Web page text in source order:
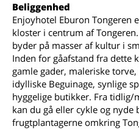
Beliggenhed
Enjoyhotel Eburon Tongeren
kloster i centrum af
byder på masser af kultur i
Inden for gåafstand fra dette
gamle gader, maleriske
idylliske Beguinage, synlige
hyggelige butikker. Fra
kan du gå eller cykle og nyde
frugtplantagerne omkring